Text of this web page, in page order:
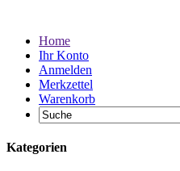
Home
Ihr Konto
Anmelden
Merkzettel
Warenkorb
Kategorien